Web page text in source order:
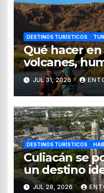
DESTINOS TURÍSTICOS
Qué hacer
volcanes,
sabores del
JUL 31, 2026
DESTINOS TURÍSTICOS
Culiacán se
un destino
combinar
JUL 28, 2026